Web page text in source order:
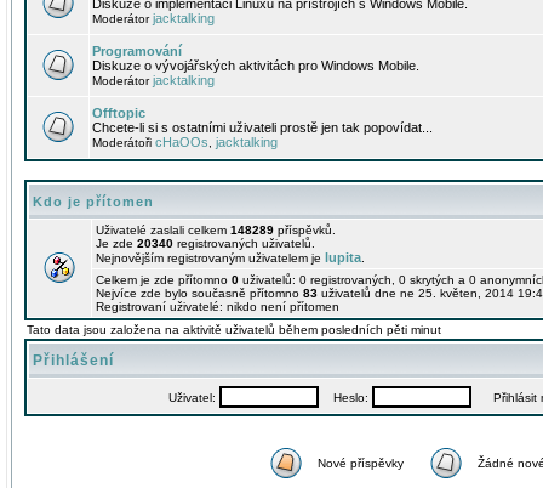
Diskuze o implementaci Linuxu na přístrojích s Windows Mobile.
Moderátorjacktalking
Programování
Diskuze o vývojářských aktivitách pro Windows Mobile.
Moderátorjacktalking
Offtopic
Chcete-li si s ostatními uživateli prostě jen tak popovídat...
Moderátoři cHaOOs jacktalking
Kdo je přítomen
Uživatelé zaslali celkem 148289 příspěvků.
Je zde 20340 registrovaných uživatelů.
Nejnovějším registrovaným uživatelem je lupita
Celkem je zde přítomno 0 uživatelů: 0 registrovaných, 0 skrytých a 0
Nejvíce zde bylo současně přítomno 83 uživatelů dne ne 25. květen, 2014
Registrovaní uživatelé: nikdo není přítomen
Tato data jsou založena na aktivitě uživatelů během posledních pěti minut
Přihlášení
Uživatel: Heslo: Přihlásit
Nové příspěvky Žádné